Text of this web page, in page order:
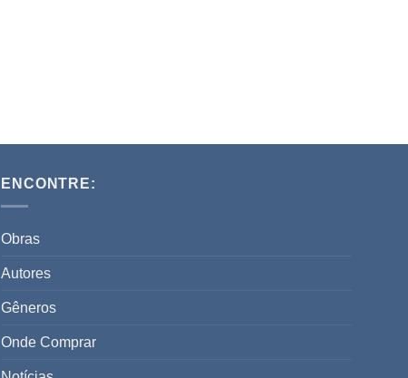
ENCONTRE:
Obras
Autores
Gêneros
Onde Comprar